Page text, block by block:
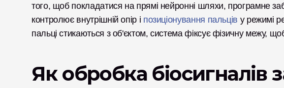
того, щоб покладатися на прямі нейронні шляхи, програмне
контролює внутрішній опір і позиціонування пальців у режимі
пальці стикаються з об'єктом, система фіксує фізичну межу,
Як обробка біосигналів